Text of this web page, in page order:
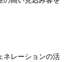
ネレーションの活